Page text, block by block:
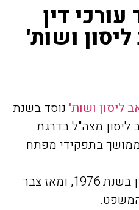
דין
ליסון ושות'
ליסון ושות' נוסד בשנת
ליסון מצה"ל בדרגת
בתפקידי מפתח
עו"ד ליסון הוסמך כעורך דין בשנת 1976, ומאז צבר
המשפט.